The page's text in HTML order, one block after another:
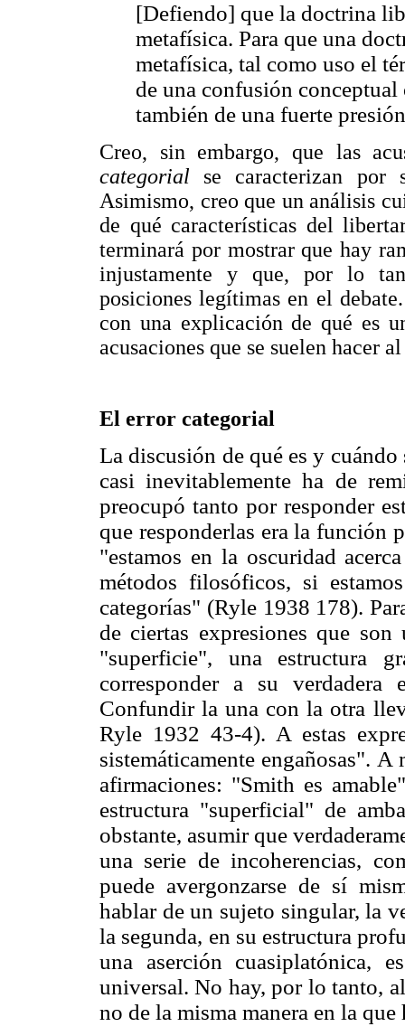
[Defiendo] que la doctrina
metafísica. Para que una
metafísica, tal como uso el
de una confusión
también de una fuerte
Creo, sin embargo, que las
categorial se caracterizan
Asimismo, creo que un análisis
de qué características del
terminará por mostrar que hay
injustamente y que, por lo
posiciones legítimas en el
con una explicación de qué es
acusaciones que se suelen hacer
El error categorial
La discusión de qué es y
casi inevitablemente ha de
preocupó tanto por responder
que responderlas era la función
"estamos en la oscuridad
métodos filosóficos, si
categorías" (Ryle 1938 178).
de ciertas expresiones que
"superficie", una estructura
corresponder a su verdadera
Confundir la una con la otra
Ryle 1932 43-4). A estas
sistemáticamente engañosas".
afirmaciones: "Smith es
estructura "superficial" de
obstante, asumir que
una serie de incoherencias,
puede avergonzarse de sí
hablar de un sujeto singular, la
la segunda, en su estructura
una aserción cuasiplatónica,
universal. No hay, por lo tanto,
no de la misma manera en la